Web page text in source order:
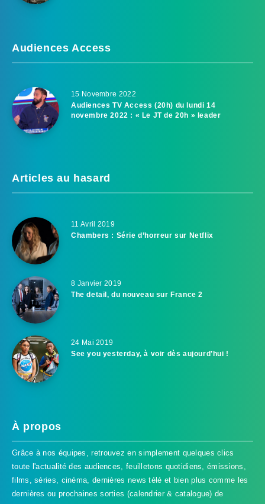
Audiences Access
15 Novembre 2022
Audiences TV Access (20h) du lundi 14
novembre 2022 : « Le JT de 20h » leader
Articles au hasard
11 Avril 2019
Chambers : Série d’horreur sur Netflix
8 Janvier 2019
The detail, du nouveau sur France 2
24 Mai 2019
See you yesterday, à voir dès aujourd’hui !
À propos
Grâce à nos équipes, retrouvez en simplement quelques clics
toute l'actualité des audiences, feuilletons quotidiens, émissions,
films, séries, cinéma, dernières news télé et bien plus comme les
dernières ou prochaines sorties (calendrier & catalogue) de